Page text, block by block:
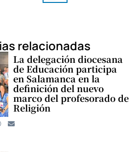
relacionadas
La delegación diocesana
de Educación participa
en Salamanca en la
definición del nuevo
marco del profesorado de
Religión